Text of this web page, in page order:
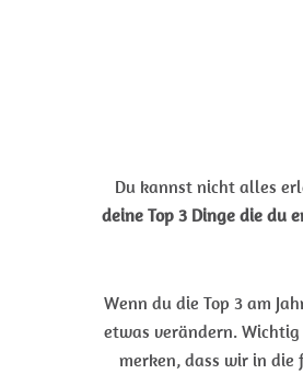
Du kannst nicht alles
deine Top 3 Dinge die du
Wenn du die Top 3 am
etwas verändern.
merken, dass wir in die